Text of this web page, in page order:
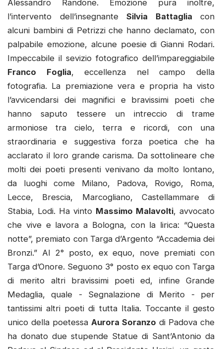
Alessandro Randone. Emozione pura inoltre,
l’intervento dell’insegnante Silvia Battaglia con
alcuni bambini di Petrizzi che hanno declamato, con
palpabile emozione, alcune poesie di Gianni Rodari.
Impeccabile il sevizio fotografico dell’impareggiabile
Franco Foglia, eccellenza nel campo della
fotografia. La premiazione vera e propria ha visto
l’avvicendarsi dei magnifici e bravissimi poeti che
hanno saputo tessere un intreccio di trame
armoniose tra cielo, terra e ricordi, con una
straordinaria e suggestiva forza poetica che ha
acclarato il loro grande carisma. Da sottolineare che
molti dei poeti presenti venivano da molto lontano,
da luoghi come Milano, Padova, Rovigo, Roma,
Lecce, Brescia, Marcogliano, Castellammare di
Stabia, Lodi. Ha vinto Massimo Malavolti, avvocato
che vive e lavora a Bologna, con la lirica: “Questa
notte”, premiato con Targa d’Argento “Accademia dei
Bronzi.” Al 2° posto, ex equo, nove premiati con
Targa d’Onore. Seguono 3° posto ex equo con Targa
di merito altri bravissimi poeti ed, infine Grande
Medaglia, quale - Segnalazione di Merito - per
tantissimi altri poeti di tutta Italia. Toccante il gesto
unico della poetessa Aurora Soranzo di Padova che
ha donato due stupende Statue di Sant’Antonio da